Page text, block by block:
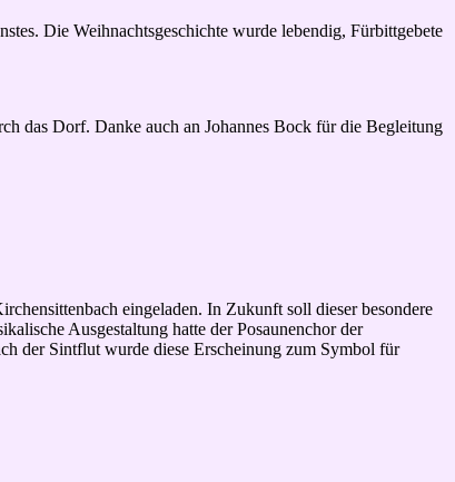
Die Weihnachtsgeschichte wurde lebendig, Fürbittgebete
das Dorf. Danke auch an Johannes Bock für die Begleitung
eingeladen. In Zukunft soll dieser besondere
Ausgestaltung hatte der Posaunenchor der
der Sintflut wurde diese Erscheinung zum Symbol für